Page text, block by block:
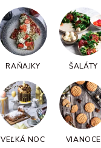
RAŇAJKY ŠALÁTY
VEĽKÁ NOC VIANOCE